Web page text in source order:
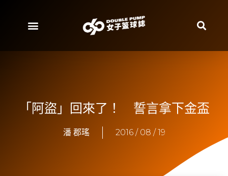
「阿盜」回來了！ 誓言拿下金盃
潘 郡瑤 2016 / 08 / 19